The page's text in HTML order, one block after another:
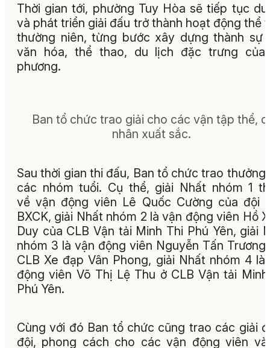
Thời gian tới, phường Tuy Hòa sẽ tiếp tục
và phát triển giải đấu trở thành hoạt động thể
thường niên, từng bước xây dựng thành sự
văn hóa, thể thao, du lịch đặc trưng của
phương.
Ban tổ chức trao giải cho các vận tập thể,
nhân xuất sắc.
Sau thời gian thi đấu, Ban tổ chức trao thưởng
các nhóm tuổi. Cụ thể, giải Nhất nhóm 1
về vận động viên Lê Quốc Cường của đội
BXCK, giải Nhất nhóm 2 là vận động viên Hồ
Duy của CLB Vận tải Minh Thi Phú Yên, giải
nhóm 3 là vận động viên Nguyễn Tấn Trương
CLB Xe đạp Vân Phong, giải Nhất nhóm 4 là
động viên Võ Thị Lệ Thu ở CLB Vận tải
Phú Yên.
Cùng với đó Ban tổ chức cũng trao các giải
đội, phong cách cho các vận động viên